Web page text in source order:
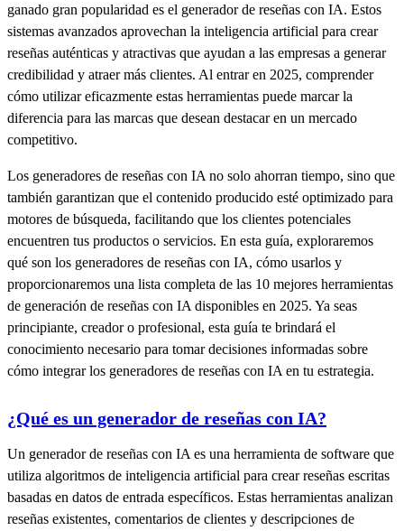
ganado gran popularidad es el generador de reseñas con IA. Estos
sistemas avanzados aprovechan la inteligencia artificial para crear
reseñas auténticas y atractivas que ayudan a las empresas a generar
credibilidad y atraer más clientes. Al entrar en 2025, comprender
cómo utilizar eficazmente estas herramientas puede marcar la
diferencia para las marcas que desean destacar en un mercado
competitivo.
Los generadores de reseñas con IA no solo ahorran tiempo, sino que
también garantizan que el contenido producido esté optimizado para
motores de búsqueda, facilitando que los clientes potenciales
encuentren tus productos o servicios. En esta guía, exploraremos
qué son los generadores de reseñas con IA, cómo usarlos y
proporcionaremos una lista completa de las 10 mejores herramientas
de generación de reseñas con IA disponibles en 2025. Ya seas
principiante, creador o profesional, esta guía te brindará el
conocimiento necesario para tomar decisiones informadas sobre
cómo integrar los generadores de reseñas con IA en tu estrategia.
¿Qué es un generador de reseñas con IA?
Un generador de reseñas con IA es una herramienta de software que
utiliza algoritmos de inteligencia artificial para crear reseñas escritas
basadas en datos de entrada específicos. Estas herramientas analizan
reseñas existentes, comentarios de clientes y descripciones de